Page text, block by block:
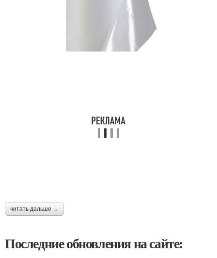
читать дальше →
Последние обновления на сайте: